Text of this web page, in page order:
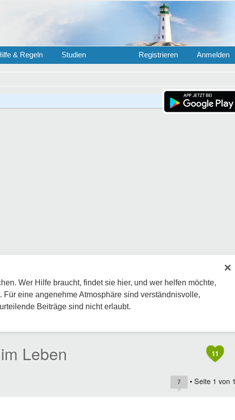
& Regeln Studien Anmelden
Registrieren
×
Wer Hilfe braucht, findet sie hier, und wer helfen möchte,
eine angenehme Atmosphäre sind verständnisvolle,
Beiträge sind nicht erlaubt.
11
Leben
7 • Seite 1 von 1